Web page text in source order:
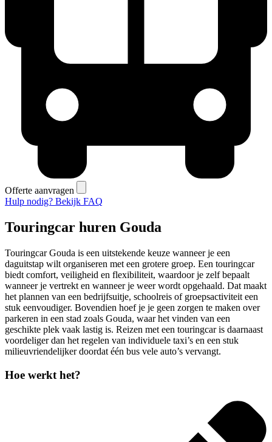
Offerte aanvragen
Hulp nodig? Bekijk FAQ
Touringcar huren Gouda
Touringcar Gouda is een uitstekende keuze wanneer je een
daguitstap wilt organiseren met een grotere groep. Een touringcar
biedt comfort, veiligheid en flexibiliteit, waardoor je zelf bepaalt
wanneer je vertrekt en wanneer je weer wordt opgehaald. Dat maakt
het plannen van een bedrijfsuitje, schoolreis of groepsactiviteit een
stuk eenvoudiger. Bovendien hoef je je geen zorgen te maken over
parkeren in een stad zoals Gouda, waar het vinden van een
geschikte plek vaak lastig is. Reizen met een touringcar is daarnaast
voordeliger dan het regelen van individuele taxi’s en een stuk
milieuvriendelijker doordat één bus vele auto’s vervangt.
Hoe werkt het?